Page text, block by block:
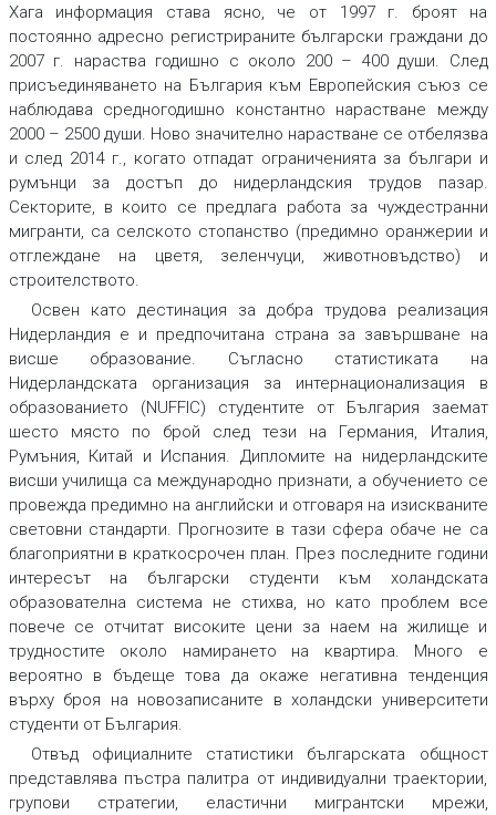
Хага информация става ясно, че от 1997 г. броят на
постоянно адресно регистрираните български граждани до
2007 г. нараства годишно с около 200 – 400 души. След
присъединяването на България към Европейския съюз се
наблюдава средногодишно константно нарастване между
2000 – 2500 души. Ново значително нарастване се отбелязва
и след 2014 г., когато отпадат ограниченията за българи и
румънци за достъп до нидерландския трудов пазар.
Секторите, в които се предлага работа за чуждестранни
мигранти, са селското стопанство (предимно оранжерии и
отглеждане на цветя, зеленчуци, животновъдство) и
строителството.
Освен като дестинация за добра трудова реализация
Нидерландия е и предпочитана страна за завършване на
висше образование. Съгласно статистиката на
Нидерландската организация за интернационализация в
образованието (NUFFIC) студентите от България заемат
шесто място по брой след тези на Германия, Италия,
Румъния, Китай и Испания. Дипломите на нидерландските
висши училища са международно признати, а обучението се
провежда предимно на английски и отговаря на изискваните
световни стандарти. Прогнозите в тази сфера обаче не са
благоприятни в краткосрочен план. През последните години
интересът на български студенти към холандската
образователна система не стихва, но като проблем все
повече се отчитат високите цени за наем на жилище и
трудностите около намирането на квартира. Много е
вероятно в бъдеще това да окаже негативна тенденция
върху броя на новозаписаните в холандски университети
студенти от България.
Отвъд официалните статистики българската общност
представлява пъстра палитра от индивидуални траектории,
групови стратегии, еластични мигрантски мрежи,